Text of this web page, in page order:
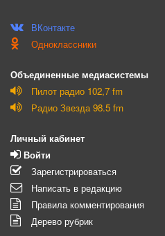
ВКонтакте
Одноклассники
Объединенные медиасистемы
Пилот радио 102,7 fm
Радио Звезда 98.5 fm
Личный кабинет
Войти
Зарегистрироваться
Написать в редакцию
Правила комментирования
Дерево рубрик